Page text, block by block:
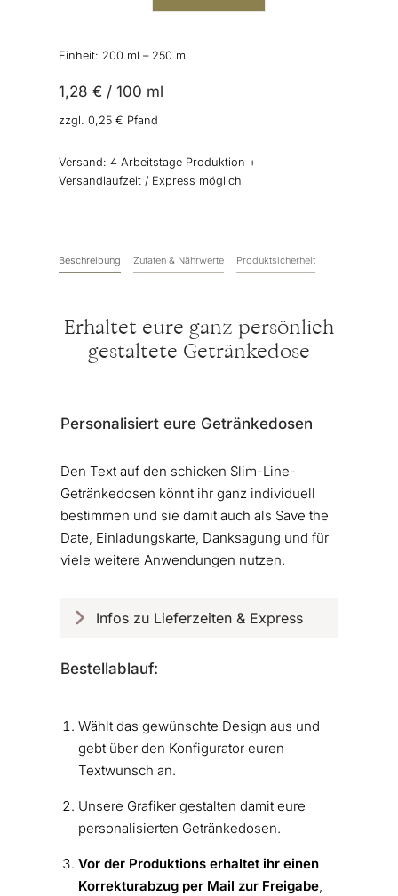
Einheit: 200 ml – 250 ml
1,28 € / 100 ml
zzgl. 0,25 € Pfand
Versand: 4 Arbeitstage Produktion +
Versandlaufzeit / Express möglich
Beschreibung Zutaten & Nährwerte Produktsicherheit
Erhaltet eure ganz persönlich
gestaltete Getränkedose
Personalisiert eure Getränkedosen
Den Text auf den schicken Slim-Line-
Getränkedosen könnt ihr ganz individuell
bestimmen und sie damit auch als Save the
Date, Einladungskarte, Danksagung und für
viele weitere Anwendungen nutzen.
Infos zu Lieferzeiten & Express
Bestellablauf:
Wählt das gewünschte Design aus und
gebt über den Konfigurator euren
Textwunsch an.
Unsere Grafiker gestalten damit eure
personalisierten Getränkedosen.
Vor der Produktions erhaltet ihr einen
Korrekturabzug per Mail zur Freigabe,